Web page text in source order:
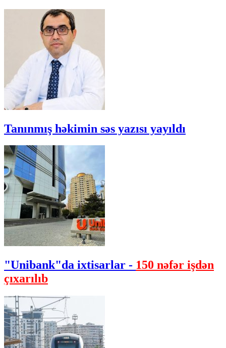
Tanınmış həkimin səs yazısı yayıldı
"Unibank"da ixtisarlar - 150 nəfər işdən
çıxarılıb